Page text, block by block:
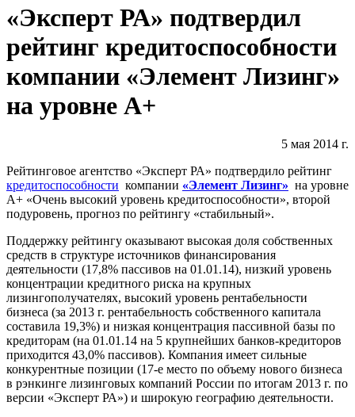
«Эксперт РА» подтвердил
рейтинг кредитоспособности
компании «Элемент Лизинг»
на уровне А+
5 мая 2014 г.
Рейтинговое агентство «Эксперт РА» подтвердило рейтинг
кредитоспособности компании «Элемент Лизинг» на уровне
А+ «Очень высокий уровень кредитоспособности», второй
подуровень, прогноз по рейтингу «стабильный».
Поддержку рейтингу оказывают высокая доля собственных
средств в структуре источников финансирования
деятельности (17,8% пассивов на 01.01.14), низкий уровень
концентрации кредитного риска на крупных
лизингополучателях, высокий уровень рентабельности
бизнеса (за 2013 г. рентабельность собственного капитала
составила 19,3%) и низкая концентрация пассивной базы по
кредиторам (на 01.01.14 на 5 крупнейших банков-кредиторов
приходится 43,0% пассивов). Компания имеет сильные
конкурентные позиции (17-е место по объему нового бизнеса
в рэнкинге лизинговых компаний России по итогам 2013 г. по
версии «Эксперт РА») и широкую географию деятельности.